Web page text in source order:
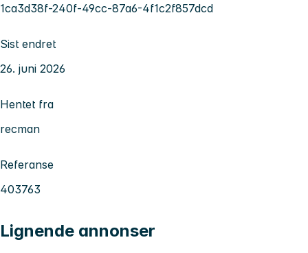
1ca3d38f-240f-49cc-87a6-4f1c2f857dcd
Sist endret
26. juni 2026
Hentet fra
recman
Referanse
403763
Lignende annonser